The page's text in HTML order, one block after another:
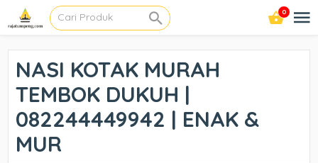
0
NASI KOTAK MURAH
TEMBOK DUKUH |
082244449942 | ENAK &
MUR